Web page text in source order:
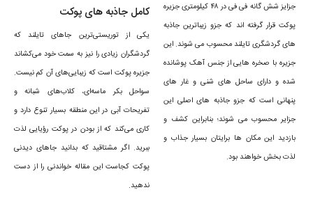
تاریخچه پوکت
این منطقه از تایلند به سبب قرار گرفتن در کنار دریا، پیش از این به عنوان یک
بندر تجاری استفاده می‌شده است و امروزه به یک گردشگری بدل شده است.
پرتغالی‌ها، فرانسوی‌ها و اسپانیایی‌ها از جمله کسانی بودند که برای تجارت با
پوکت با هم رقابت می‌کردند. اما مهمترین رخداد تاریخ معاصر پوکت سونامی
جزایز شش گانه فی فی در ۴۸ کیلومتری جزیره
پوکت قرار گرفته اند که جزو زیباترین جاذبه
های گردشگری تایلند محسوب می شوند. این
جزیره با صخره هایی از جنس آهک پوشانده
شده و دارای ساحل های شنی و غار های
پنهانی است که جزو جاذبه های اصلی این
جزایر محسوب می شوند؛ بنابراین کشف و
بازدید این مکان ها برایتان بسیار جذاب و
لذت بخش خواهند بود.
کامل جاذبه های پوکت
یکی از توریستی‌ترین جاهای تایلند که
گردشگران زیادی را نیز به سمت خود می‌کشاند
جزیره پوکت است که زیبایی‌های آن کم نیست.
سواحل بکر ماسه‌ای، کلاب‌های شبانه و
تفریحات آبی در این منطقه بسیار تنوع دارد و
کاری می‌کند که از بودن در پوکت رؤیایی لذت
ببرید. اگر مشتاقید که بدانید جاهای دیدنی
پوکت کجاست این مقاله خواندنی را از دست
ندهید.